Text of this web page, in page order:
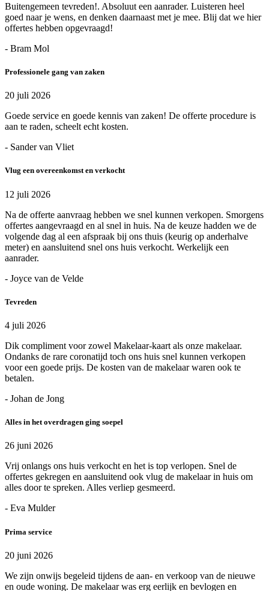
Buitengemeen tevreden!. Absoluut een aanrader. Luisteren heel
goed naar je wens, en denken daarnaast met je mee. Blij dat we hier
offertes hebben opgevraagd!
- Bram Mol
Professionele gang van zaken
20 juli 2026
Goede service en goede kennis van zaken! De offerte procedure is
aan te raden, scheelt echt kosten.
- Sander van Vliet
Vlug een overeenkomst en verkocht
12 juli 2026
Na de offerte aanvraag hebben we snel kunnen verkopen. Smorgens
offertes aangevraagd en al snel in huis. Na de keuze hadden we de
volgende dag al een afspraak bij ons thuis (keurig op anderhalve
meter) en aansluitend snel ons huis verkocht. Werkelijk een
aanrader.
- Joyce van de Velde
Tevreden
4 juli 2026
Dik compliment voor zowel Makelaar-kaart als onze makelaar.
Ondanks de rare coronatijd toch ons huis snel kunnen verkopen
voor een goede prijs. De kosten van de makelaar waren ook te
betalen.
- Johan de Jong
Alles in het overdragen ging soepel
26 juni 2026
Vrij onlangs ons huis verkocht en het is top verlopen. Snel de
offertes gekregen en aansluitend ook vlug de makelaar in huis om
alles door te spreken. Alles verliep gesmeerd.
- Eva Mulder
Prima service
20 juni 2026
We zijn onwijs begeleid tijdens de aan- en verkoop van de nieuwe
en oude woning. De makelaar was erg eerlijk en bevlogen en